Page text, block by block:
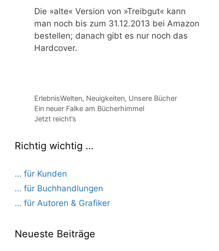
Die »alte« Version von »Treibgut« kann
man noch bis zum 31.12.2013 bei Amazon
bestellen; danach gibt es nur noch das
Hardcover.
Kategorien
ErlebnisWelten, Neuigkeiten, Unsere Bücher
Ein neuer Falke am Bücherhimmel
Jetzt reicht’s
Richtig wichtig …
… für Kunden
… für Buchhandlungen
… für Autoren & Grafiker
Neueste Beiträge